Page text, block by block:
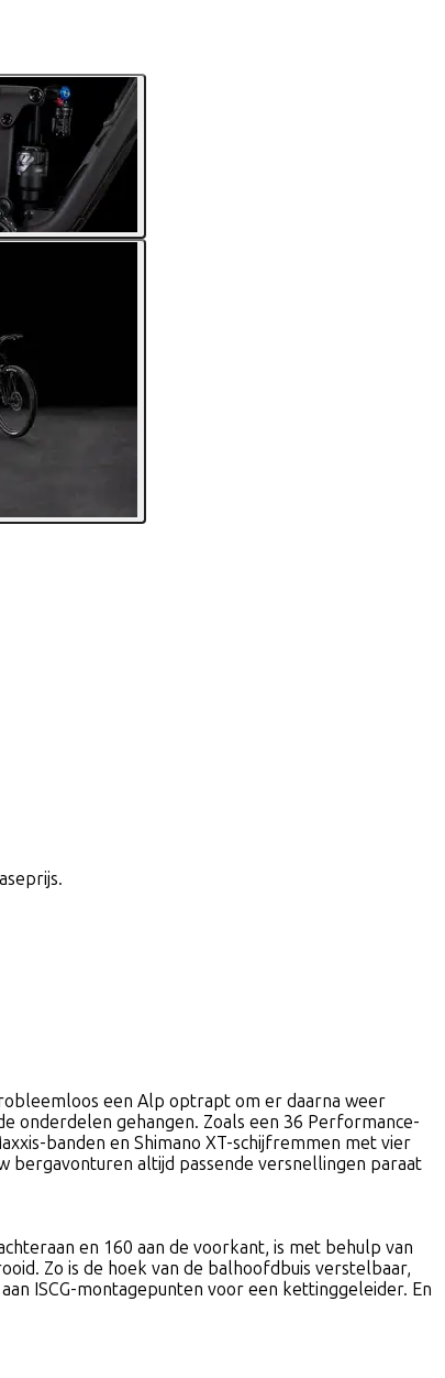
een Alp optrapt om er daarna weer
onderdelen gehangen. Zoals een 36 Performance-
banden en Shimano XT-schijfremmen met vier
bergavonturen altijd passende versnellingen paraat
en 160 aan de voorkant, is met behulp van
Zo is de hoek van de balhoofdbuis verstelbaar,
ISCG-montagepunten voor een kettinggeleider. En